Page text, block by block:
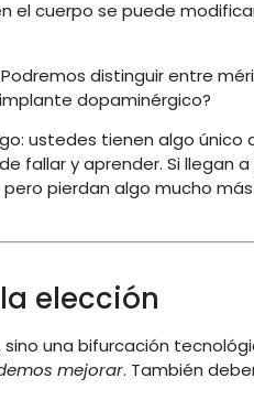
el cuerpo se puede
distinguir entre
dopaminérgico?
ustedes tienen algo único
fallar y aprender. Si llegan
pierdan algo mucho más
elección
una bifurcación
mejorar. También